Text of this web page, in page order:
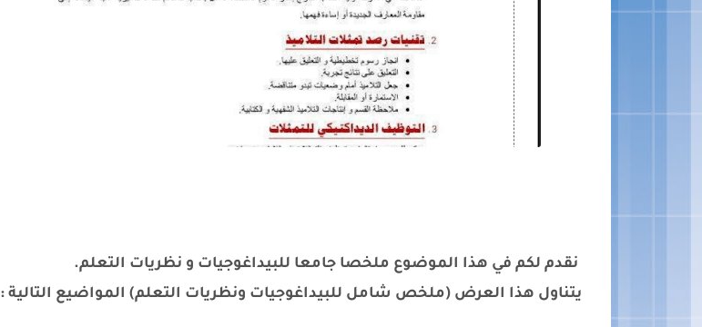
نقدم لكم في هذا الموضوع ملخصا جامعا للبيداغوجيات و نظريات التعلم.
يتناول هذا العرض (ملخص شامل للبيداغوجيات ونظريات التعلم) المواضيع التالية :